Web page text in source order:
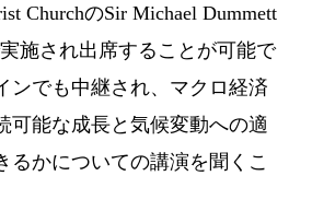
ChurchのSir Michael Dummett
実施され出席することが可能で
ンでも中継され、マクロ経済
可能な成長と気候変動への適
るかについての講演を聞くこ